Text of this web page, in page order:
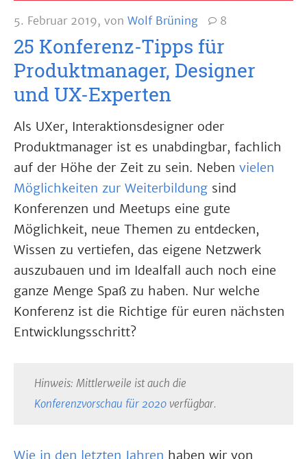
5. Februar 2019, von Wolf Brüning 8
25 Konferenz-Tipps für
Produktmanager, Designer
und UX-Experten
Als UXer, Interaktionsdesigner oder
Produktmanager ist es unabdingbar, fachlich
auf der Höhe der Zeit zu sein. Neben vielen
Möglichkeiten zur Weiterbildung sind
Konferenzen und Meetups eine gute
Möglichkeit, neue Themen zu entdecken,
Wissen zu vertiefen, das eigene Netzwerk
auszubauen und im Idealfall auch noch eine
ganze Menge Spaß zu haben. Nur welche
Konferenz ist die Richtige für euren nächsten
Entwicklungsschritt?
Hinweis: Mittlerweile ist auch die
Konferenzvorschau für 2020 verfügbar.
Wie in den letzten Jahren haben wir von